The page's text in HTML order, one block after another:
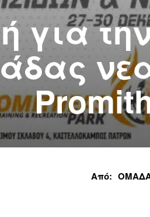
για
Από: